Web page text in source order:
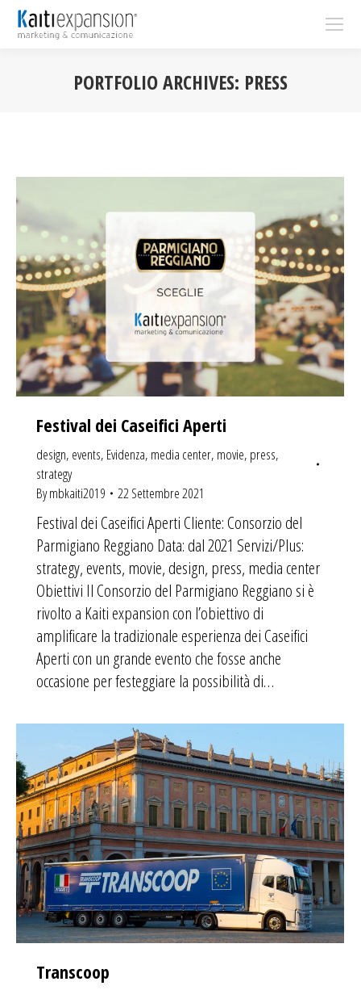
PORTFOLIO ARCHIVES: PRESS
Festival dei Caseifici Aperti
design, events, Evidenza, media center, movie, press,
strategy
Bymbkaiti2019 22 Settembre 2021
Festival dei Caseifici Aperti Cliente: Consorzio del
Parmigiano Reggiano Data: dal 2021 Servizi/Plus:
strategy, events, movie, design, press, media center
Obiettivi Il Consorzio del Parmigiano Reggiano si è
rivolto a Kaiti expansion con l’obiettivo di
amplificare la tradizionale esperienza dei Caseifici
Aperti con un grande evento che fosse anche
occasione per festeggiare la possibilità di…
Transcoop